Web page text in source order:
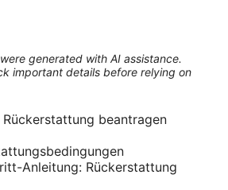
generated with AI assistance.
important details before relying on
Rückerstattung beantragen
Anleitung: Rückerstattung